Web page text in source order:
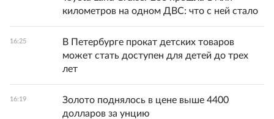
километров на одном ДВС: что с ней стало
16:25
В Петербурге прокат детских товаров
может стать доступен для детей до трех
лет
16:19
Золото поднялось в цене выше 4400
долларов за унцию